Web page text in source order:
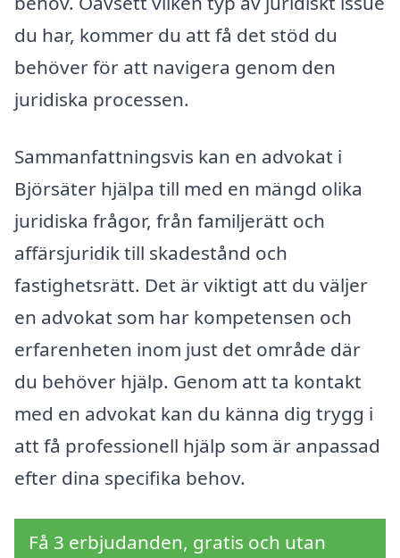
du har, kommer du att få det stöd du
behöver för att navigera genom den
juridiska processen.
Sammanfattningsvis kan en advokat i
Björsäter hjälpa till med en mängd olika
juridiska frågor, från familjerätt och
affärsjuridik till skadestånd och
fastighetsrätt. Det är viktigt att du väljer
en advokat som har kompetensen och
erfarenheten inom just det område där
du behöver hjälp. Genom att ta kontakt
med en advokat kan du känna dig trygg i
att få professionell hjälp som är anpassad
efter dina specifika behov.
Få 3 erbjudanden, gratis och utan